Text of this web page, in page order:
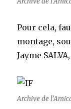
Pour cela,
montage,
Jayme
Archive de